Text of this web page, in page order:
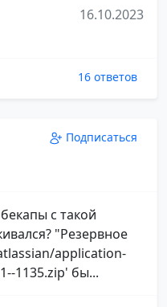
16.10.2023
16 ответов
Подписаться
с такой
"Резервное
application-
1135.zip' бы...